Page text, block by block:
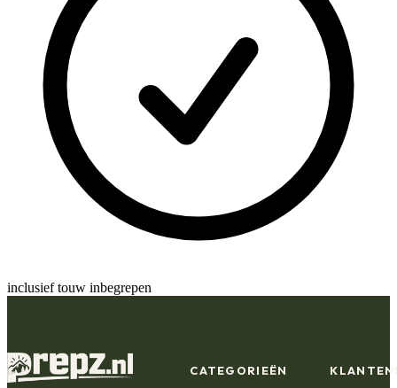
inclusieftouw inbegrepen
CATEGORIEËN